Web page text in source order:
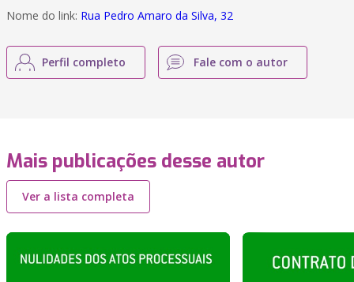
Nome do link: Rua Pedro Amaro da Silva, 32
Perfil completo Fale com o autor
Mais publicações desse autor
Ver a lista completa